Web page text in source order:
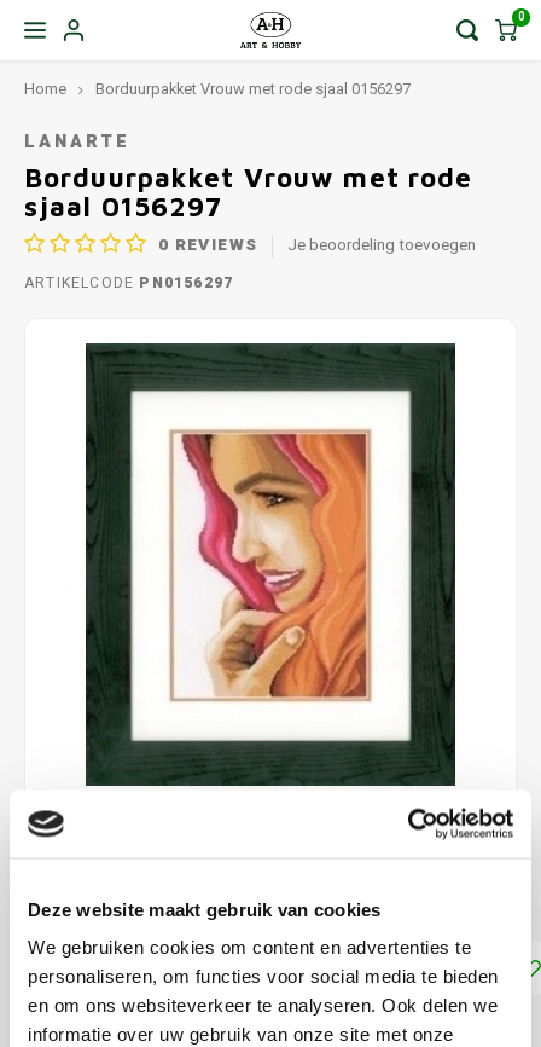
Deze website maakt gebruik van cookies
We gebruiken cookies om content en advertenties te
personaliseren, om functies voor social media te bieden
en om ons websiteverkeer te analyseren. Ook delen we
informatie over uw gebruik van onze site met onze
0
Home Borduurpakket Vrouw met rode sjaal 0156297
LANARTE
Borduurpakket Vrouw met rode
sjaal 0156297
0 REVIEWS Je beoordeling toevoegen
ARTIKELCODE PN0156297
DIRECT LEVERBAAR
Toevoegen aan winkelwagen
DELEN: